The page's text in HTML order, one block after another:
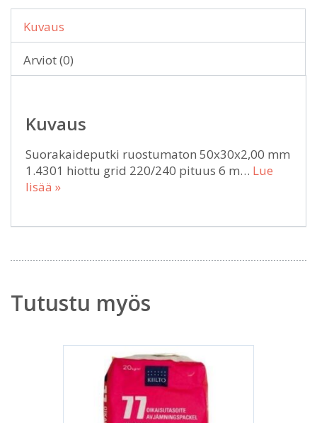
Kuvaus
Arviot (0)
Kuvaus
Suorakaideputki ruostumaton 50x30x2,00 mm
1.4301 hiottu grid 220/240 pituus 6 m… Lue
lisää »
Tutustu myös